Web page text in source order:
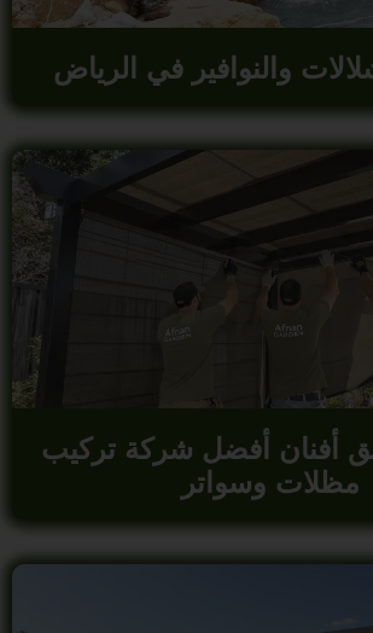
والنوافير في الرياض
أفنان أفضل شركة تركيب
مظلات وسواتر